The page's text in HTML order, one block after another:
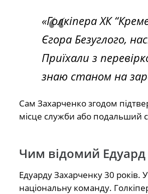
«Голкіпера ХК
Єгора Безуглого,
Приїхали з
знаю станом на
Сам Захарченко згодом
місце служби або подальший
Чим відомий
Едуарду Захарченку 30 років.
національну команду.